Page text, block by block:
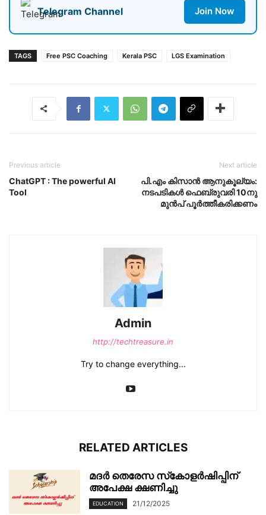
Telegram Channel Join Now
TAGS Free PSC Coaching Kerala PSC LGS Examination
Previous article
ChatGPT : The powerful AI
Tool
Next article
പി.എം കിസാൻ ആനുകൂല്യം:
നടപടികൾ ഫെബ്രുവരി 10നു
മുൻപ് പൂർത്തീകരിക്കണം
Admin
http://techtreasure.in
Try to change everything...
RELATED ARTICLES
മദർ തെരേസ സ്‌കോളർഷിപ്പിന്
അപേക്ഷ ക്ഷണിച്ചു
EDUCATION 21/12/2025